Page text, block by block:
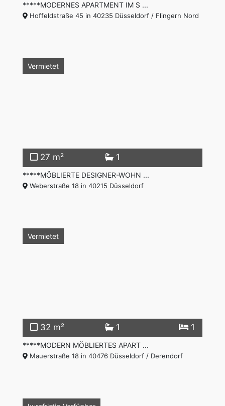
*****MODERNES APARTMENT IM S ...
Hoffeldstraße 45 in 40235 Düsseldorf / Flingern Nord
Vermietet
27 m² 1
*****MÖBLIERTE DESIGNER-WOHN ...
Weberstraße 18 in 40215 Düsseldorf
Vermietet
32 m² 1 1
*****MODERN MÖBLIERTES APART ...
Mauerstraße 18 in 40476 Düsseldorf / Derendorf